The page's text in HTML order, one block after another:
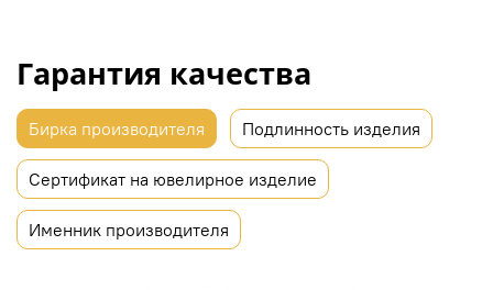
Гарантия качества
Бирка производителя Подлинность изделия
Сертификат на ювелирное изделие
Именник производителя